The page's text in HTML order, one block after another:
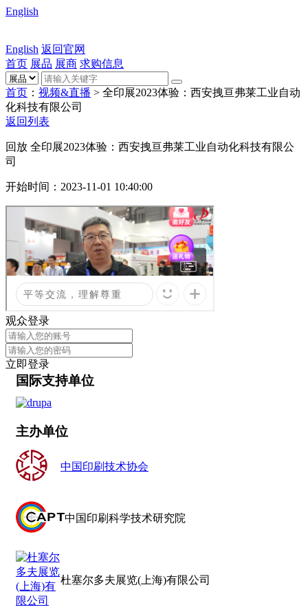
English
English 返回官网
首页 展品 展商 求购信息
首页 ： 视频&直播 > 全印展2023体验：西安拽亘弗莱工业自动
化科技有限公司
返回列表
回放 全印展2023体验：西安拽亘弗莱工业自动化科技有限公
司
开始时间： 2023-11-01 10:40:00
观众登录
立即登录
国际支持单位
主办单位
中国印刷技术协会
中国印刷科学技术研究院
杜塞尔多夫展览(上海)有限公司